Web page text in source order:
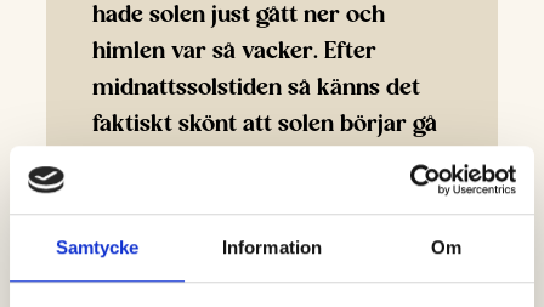
Samtycke Information Om
hade solen just gått ner och
himlen var så vacker. Efter
midnattssolstiden så känns det
faktiskt skönt att solen börjar gå